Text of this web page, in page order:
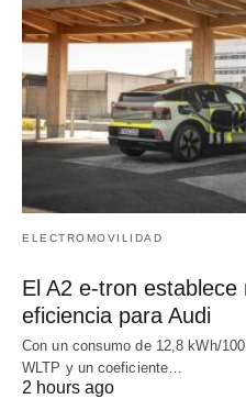
ELECTROMOVILIDAD
El A2 e-tron
eficiencia para Audi
Con un consumo de 12,8 kWh/
WLTP y un coeficiente…
2 hours ago